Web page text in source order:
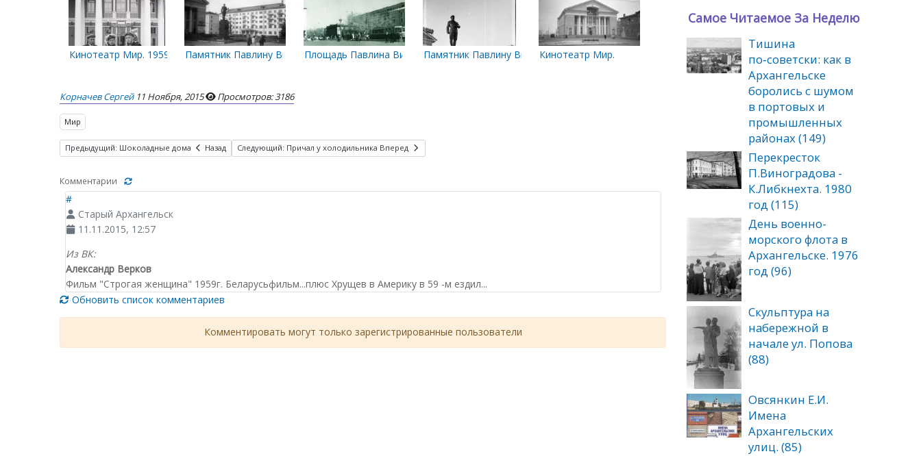
Кинотеатр Мир. 1959 годПамятник Павлину Виноградову. Август 1993 годПлощадь Павлина Виноградова. Ориентировочный период съемки -1970-е годы.
Памятник Павлину ВиноградовуКинотеатр Мир.
Корначев Сергей 11 Ноября, 2015 Просмотров: 3186
Мир
Предыдущий: Шоколадные дома Назад Следующий: Причал у холодильника Вперед
Комментарии
#
Старый Архангельск
11.11.2015, 12:57
Из ВК:
Александр Верков
Фильм "Строгая женщина" 1959г. Беларусьфильм...плюс Хрущев в Америку в 59 -м ездил...
Обновить список комментариев
Комментировать могут только зарегистрированные пользователи
Самое Читаемое За Неделю
Тишина
по‑советски: как в
Архангельске
боролись с шумом
в портовых и
промышленных
районах (149)
Перекресток
П.Виноградова -
К.Либкнехта. 1980
год (115)
День военно-
морского флота в
Архангельске. 1976
год (96)
Скульптура на
набережной в
начале ул. Попова
(88)
Овсянкин Е.И.
Имена
Архангельских
улиц. (85)